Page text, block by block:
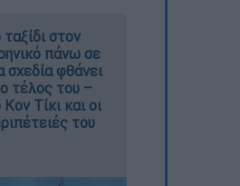
στον
πάνω σε
σχεδία φθάνει
τέλος του –
Τίκι και οι
του